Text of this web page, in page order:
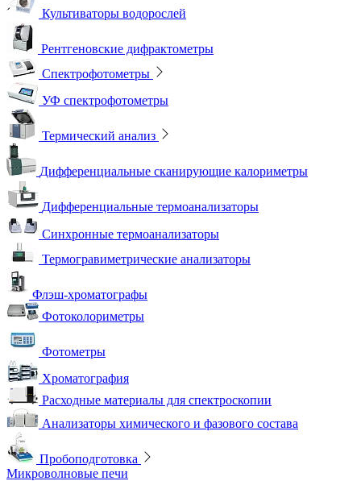
Культиваторы водорослей
Рентгеновские дифрактометры
Спектрофотометры
УФ спектрофотометры
Термический анализ
Дифференциальные сканирующие калориметры
Дифференциальные термоанализаторы
Синхронные термоанализаторы
Термогравиметрические анализаторы
Флэш-хроматографы
Фотоколориметры
Фотометры
Хроматография
Расходные материалы для спектроскопии
Анализаторы химического и фазового состава
Пробоподготовка
Микроволновые печи